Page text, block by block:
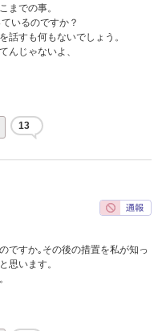
までの事。
いるのですか？
話すも何もないでしょう。
んじゃないよ、
13
ですか｡その後の措置を私が知っ
思います。